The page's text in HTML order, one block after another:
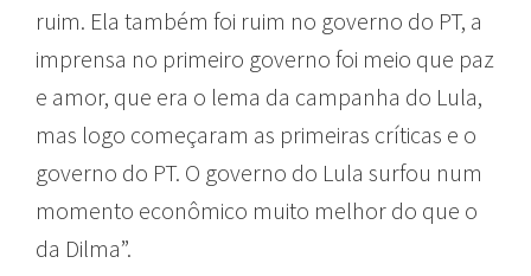
ruim. Ela também foi ruim no governo do PT, a
imprensa no primeiro governo foi meio que paz
e amor, que era o lema da campanha do Lula,
mas logo começaram as primeiras críticas e o
governo do PT. O governo do Lula surfou num
momento econômico muito melhor do que o
da Dilma”.